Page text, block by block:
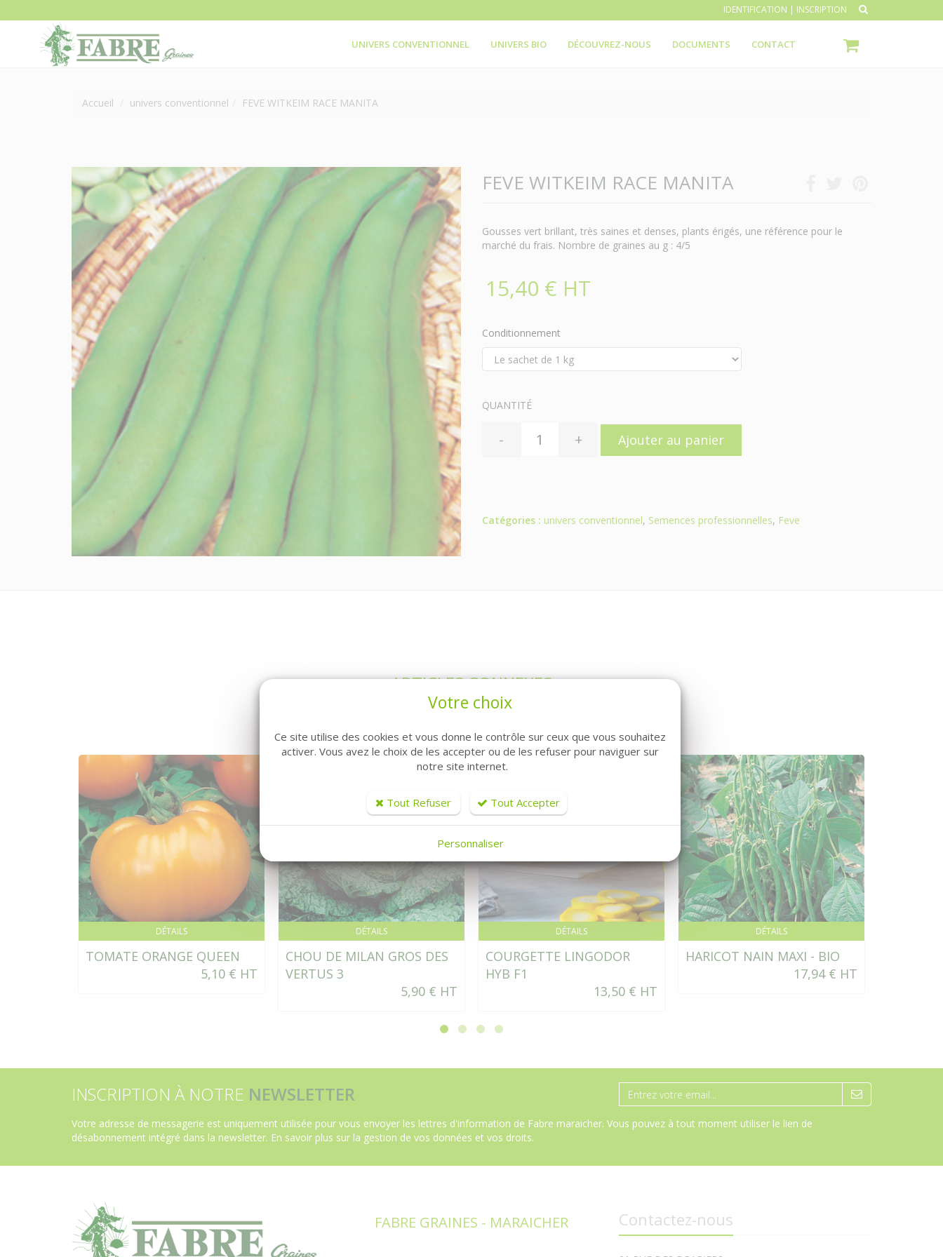
IDENTIFICATION | INSCRIPTION
UNIVERS CONVENTIONNEL UNIVERS BIO DÉCOUVREZ-NOUS DOCUMENTS CONTACT
Accueil univers conventionnel FEVE WITKEIM RACE MANITA
FEVE WITKEIM RACE MANITA
Gousses vert brillant, très saines et denses, plants érigés, une référence pour le
marché du frais. Nombre de graines au g : 4/5
15,40 € HT
Conditionnement
QUANTITÉ
- + Ajouter au panier
Catégories : univers conventionnel, Semences professionnelles, Feve
ARTICLES CONNEXES
DÉTAILS
TOMATE ORANGE QUEEN
5,10 € HT
DÉTAILS
CHOU DE MILAN GROS DES
VERTUS 3
5,90 € HT
DÉTAILS
COURGETTE LINGODOR
HYB F1
13,50 € HT
DÉTAILS
HARICOT NAIN MAXI - BIO
17,94 € HT
INSCRIPTION À NOTRE NEWSLETTER
Votre adresse de messagerie est uniquement utilisée pour vous envoyer les lettres d'information de Fabre maraicher. Vous pouvez à tout moment utiliser le lien de
désabonnement intégré dans la newsletter. En savoir plus sur la gestion de vos données et vos droits.
FABRE GRAINES - MARAICHER Contactez-nous
Votre choix
Ce site utilise des cookies et vous donne le contrôle sur ceux que vous souhaitez
activer. Vous avez le choix de les accepter ou de les refuser pour naviguer sur
notre site internet.
Tout Refuser Tout Accepter
Personnaliser